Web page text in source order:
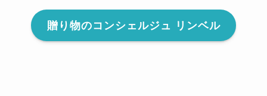
贈り物のコンシェルジュ リンベル